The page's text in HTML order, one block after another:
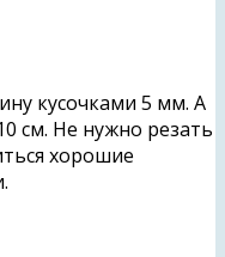
кусочками 5 мм. А
см. Не нужно резать
хорошие